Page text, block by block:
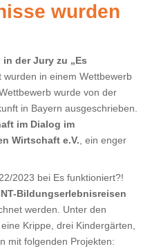
wurden
der Jury zu „Es
wurden in einem Wettbewerb
wurde von der
in Bayern ausgeschrieben.
im Dialog im
Wirtschaft e.V. , ein enger
2023 bei Es funktioniert?!
Bildungserlebnisreisen
werden. Unter den
Krippe, drei Kindergärten,
mit folgenden Projekten: